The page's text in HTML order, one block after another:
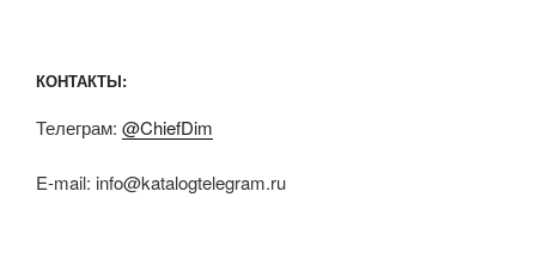
КОНТАКТЫ:
Телеграм: @ChiefDim
E-mail: info@katalogtelegram.ru